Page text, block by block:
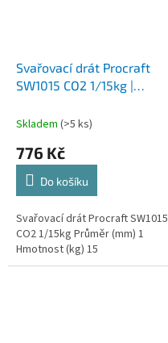
Svařovací drát Procraft
SW1015 CO2 1/15kg |
Skladem (>5 ks)
776 Kč
Do košíku
Svařovací drát Procraft SW1015
CO2 1/15kg Průměr (mm) 1
Hmotnost (kg) 15